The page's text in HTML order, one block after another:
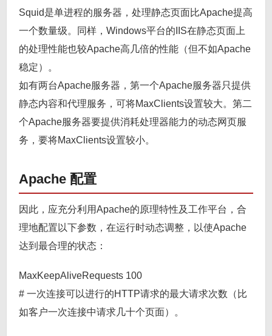
Squid是单进程的服务器，处理静态页面比Apache提高
一个数量级。同样，Windows平台的IIS在静态页面上
的处理性能也较Apache高几倍的性能（但不如Apache
稳定）。
如有两台Apache服务器，第一个Apache服务器只提供
静态内容和代理服务，可将MaxClients设置较大。第二
个Apache服务器要提供消耗处理器能力的动态网页服
务，要将MaxClients设置较小。
Apache 配置
因此，应充分利用Apache的原理特性及工作平台，合
理地配置以下参数，在运行时动态调整，以使Apache
达到最合理的状态：
MaxKeepAliveRequests 100
# 一次连接可以进行的HTTP请求的最大请求次数（比
如客户一次连接中请求几十个页面）。